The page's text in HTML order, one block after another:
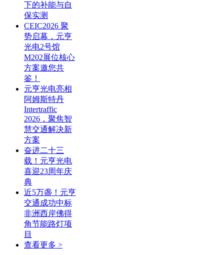
下的补能与自
保实测
CEIC2026 聚
势启幕，元亨
光电2号馆
M202展位核心
方案邀您共
鉴！
元亨光电亮相
阿姆斯特丹
Intertraffic
2026，聚焦智
慧交通解决新
方案
奋进二十三
载！元亨光电
喜迎23周年庆
典
近5万盏！元亨
交通成功中标
非洲西岸佛得
角节能路灯项
目
查看更多 >